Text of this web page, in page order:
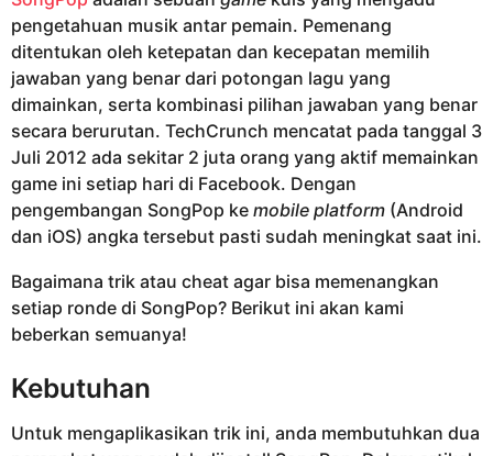
h
u
n
a
g
o
pengetahuan musik antar pemain. Pemenang
ditentukan oleh ketepatan dan kecepatan memilih
jawaban yang benar dari potongan lagu yang
dimainkan, serta kombinasi pilihan jawaban yang benar
secara berurutan. TechCrunch mencatat pada tanggal 3
Juli 2012 ada sekitar 2 juta orang yang aktif memainkan
game ini setiap hari di Facebook. Dengan
pengembangan SongPop ke mobile platform (Android
dan iOS) angka tersebut pasti sudah meningkat saat ini.
Bagaimana trik atau cheat agar bisa memenangkan
setiap ronde di SongPop? Berikut ini akan kami
beberkan semuanya!
Kebutuhan
Untuk mengaplikasikan trik ini, anda membutuhkan dua